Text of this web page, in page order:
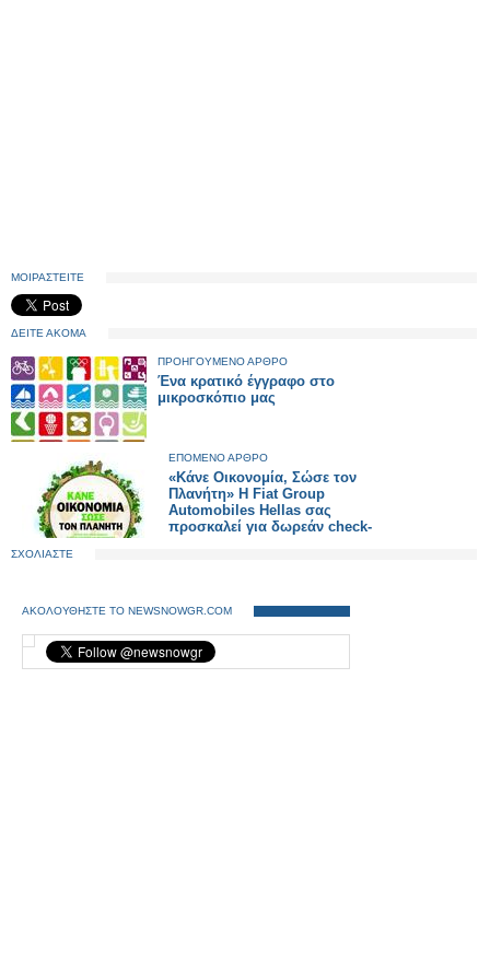
ΜΟΙΡΑΣΤΕΙΤΕ
ΔΕΙΤΕ ΑΚΟΜΑ
ΠΡΟΗΓΟΥΜΕΝΟ ΑΡΘΡΟ
Ένα κρατικό έγγραφο στο
μικροσκόπιο μας
ΕΠΟΜΕΝΟ ΑΡΘΡΟ
«Κάνε Οικονομία, Σώσε τον
Πλανήτη» Η Fiat Group
Automobiles Hellas σας
προσκαλεί για δωρεάν check-
ΣΧΟΛΙΑΣΤΕ
ΑΚΟΛΟΥΘΗΣΤΕ ΤΟ NEWSNOWGR.COM